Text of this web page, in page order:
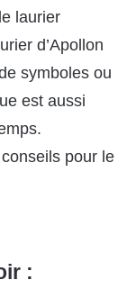
laurier
d’Apollon
symboles ou
est aussi
pour le
: